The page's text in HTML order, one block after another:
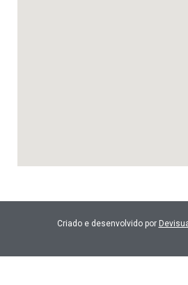
Criado e desenvolvido por